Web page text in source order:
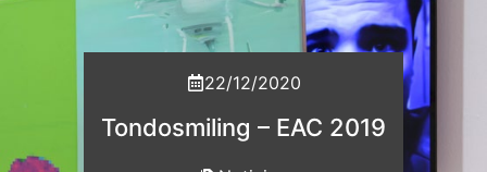
22/12/2020
Tondosmiling – EAC 2019